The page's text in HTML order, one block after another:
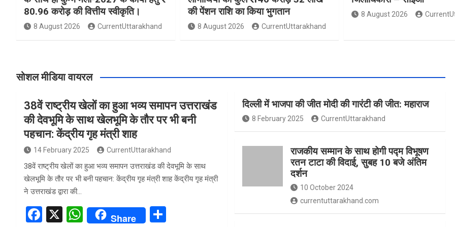
80.96 करोड़ की वित्तीय स्वीकृति।
8 August 2026 CurrentUttarakhand
की पेंशन राशि का किया भुगतान
8 August 2026 CurrentUttarakhand
8 August 2026
सोशल मीडिया वायरल
38वें राष्ट्रीय खेलों का हुआ भव्य समापन उत्तराखंड
की देवभूमि के साथ खेलभूमि के तौर पर भी बनी
पहचान: केंद्रीय गृह मंत्री शाह
14 February 2025 CurrentUttarakhand
38वें राष्ट्रीय खेलों का हुआ भव्य समापन उत्तराखंड की देवभूमि के साथ
खेलभूमि के तौर पर भी बनी पहचान: केंद्रीय गृह मंत्री शाह केंद्रीय गृह मंत्री
ने उत्तराखंड द्वारा की…
F
X
W
Share
दिल्ली में भाजपा की जीत मोदी की गारंटी की जीत: महाराज
8 February 2025 CurrentUttarakhand
राजकीय सम्मान के साथ होगी पद्म विभूषण
रतन टाटा की विदाई, सुबह 10 बजे अंतिम
दर्शन
10 October 2024
currentuttarakhand.com